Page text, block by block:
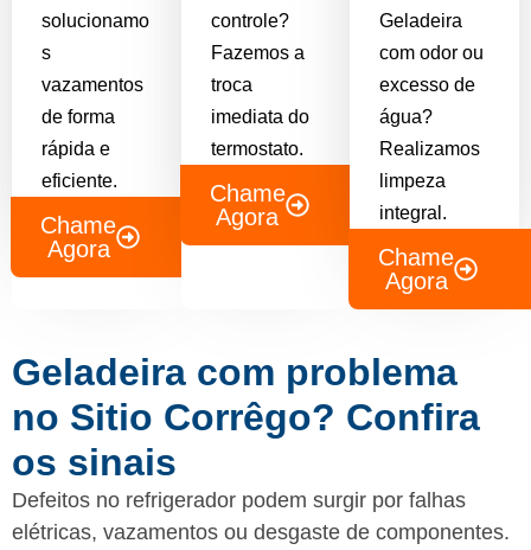
solucionamo
s
vazamentos
de forma
rápida e
eficiente.
Chame
Agora
controle?
Fazemos a
troca
imediata do
termostato.
Chame
Agora
Geladeira
com odor ou
excesso de
água?
Realizamos
limpeza
integral.
Chame
Agora
Geladeira com problema
no Sitio Corrêgo? Confira
os sinais
Defeitos no refrigerador podem surgir por falhas
elétricas, vazamentos ou desgaste de componentes.